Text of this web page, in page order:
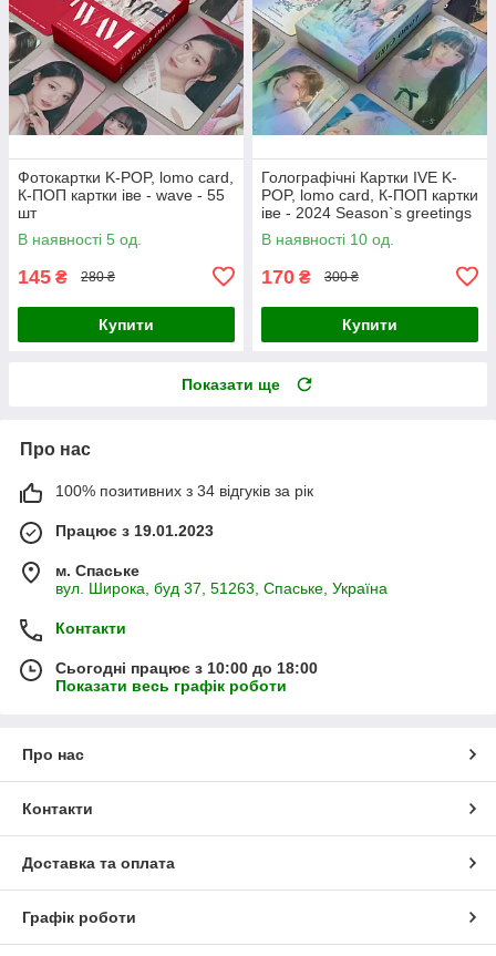
Фотокартки K-POP, lomo card,
К-ПОП картки іве - wave - 55
шт
В наявності 5 од.
145 ₴ 280 ₴
Купити
Голографічні Картки IVE K-
POP, lomo card, К-ПОП картки
іве - 2024 Season`s greetings
- 55 шт
В наявності 10 од.
170 ₴ 300 ₴
Купити
Показати ще
Про нас
100% позитивних з 34 відгуків за рік
Працює з 19.01.2023
м. Спаське
вул. Широка, буд 37, 51263, Спаське, Україна
Контакти
Сьогодні працює з 10:00 до 18:00
Показати весь графік роботи
Про нас
Контакти
Доставка та оплата
Графік роботи